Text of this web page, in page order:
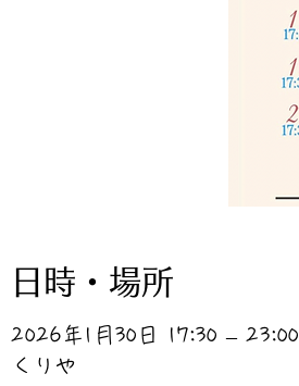
日時・場所
2026年1月30日 17:30 – 23:00
くりや